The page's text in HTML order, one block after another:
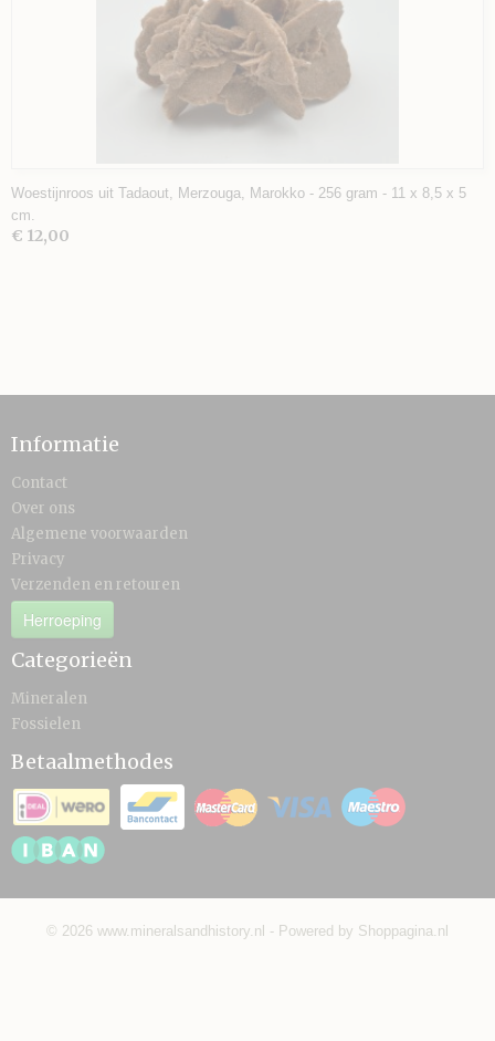
Woestijnroos uit Tadaout, Merzouga, Marokko - 256 gram - 11 x 8,5 x 5
cm.
€ 12,00
Informatie
Contact
Over ons
Algemene voorwaarden
Privacy
Verzenden en retouren
Herroeping
Categorieën
Mineralen
Fossielen
Betaalmethodes
© 2026 www.mineralsandhistory.nl - Powered by Shoppagina.nl